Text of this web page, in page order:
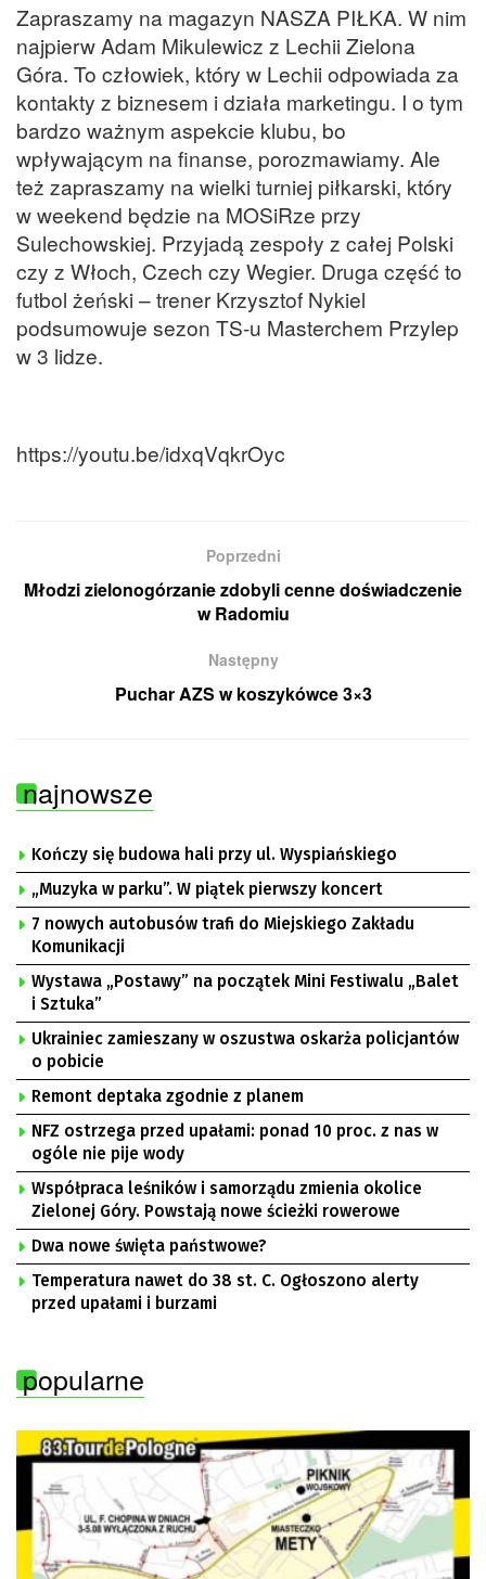
Zapraszamy na magazyn NASZA PIŁKA. W nim
najpierw Adam Mikulewicz z Lechii Zielona
Góra. To człowiek, który w Lechii odpowiada za
kontakty z biznesem i działa marketingu. I o tym
bardzo ważnym aspekcie klubu, bo
wpływającym na finanse, porozmawiamy. Ale
też zapraszamy na wielki turniej piłkarski, który
w weekend będzie na MOSiRze przy
Sulechowskiej. Przyjadą zespoły z całej Polski
czy z Włoch, Czech czy Wegier. Druga część to
futbol żeński – trener Krzysztof Nykiel
podsumowuje sezon TS-u Masterchem Przylep
w 3 lidze.
https://youtu.be/idxqVqkrOyc
Poprzedni
Młodzi zielonogórzanie zdobyli cenne doświadczenie
w Radomiu
Następny
Puchar AZS w koszykówce 3×3
najnowsze
Kończy się budowa hali przy ul. Wyspiańskiego
„Muzyka w parku”. W piątek pierwszy koncert
7 nowych autobusów trafi do Miejskiego Zakładu
Komunikacji
Wystawa „Postawy” na początek Mini Festiwalu „Balet
i Sztuka”
Ukrainiec zamieszany w oszustwa oskarża policjantów
o pobicie
Remont deptaka zgodnie z planem
NFZ ostrzega przed upałami: ponad 10 proc. z nas w
ogóle nie pije wody
Współpraca leśników i samorządu zmienia okolice
Zielonej Góry. Powstają nowe ścieżki rowerowe
Dwa nowe święta państwowe?
Temperatura nawet do 38 st. C. Ogłoszono alerty
przed upałami i burzami
popularne